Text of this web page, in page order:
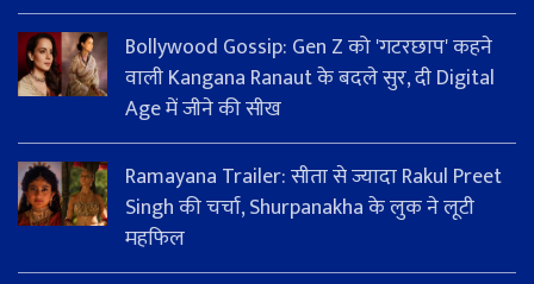
Bollywood Gossip: Gen Z को 'गटरछाप' कहने
वाली Kangana Ranaut के बदले सुर, दी Digital
Age में जीने की सीख
Ramayana Trailer: सीता से ज्यादा Rakul Preet
Singh की चर्चा, Shurpanakha के लुक ने लूटी
महफिल